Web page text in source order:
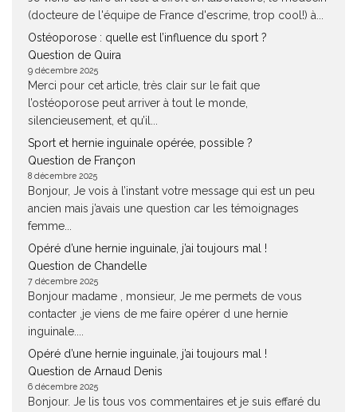
(docteure de l'équipe de France d'escrime, trop cool!) à...
Ostéoporose : quelle est l’influence du sport ?
Question de Quira
9 décembre 2025
Merci pour cet article, très clair sur le fait que
l’ostéoporose peut arriver à tout le monde,
silencieusement, et qu’il...
Sport et hernie inguinale opérée, possible ?
Question de Françon
8 décembre 2025
Bonjour, Je vois à l’instant votre message qui est un peu
ancien mais j’avais une question car les témoignages
femme...
Opéré d’une hernie inguinale, j’ai toujours mal !
Question de Chandelle
7 décembre 2025
Bonjour madame , monsieur, Je me permets de vous
contacter ,je viens de me faire opérer d une hernie
inguinale....
Opéré d’une hernie inguinale, j’ai toujours mal !
Question de Arnaud Denis
6 décembre 2025
Bonjour. Je lis tous vos commentaires et je suis effaré du